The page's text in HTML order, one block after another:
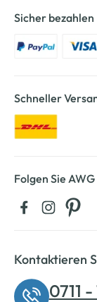
Sicher bezahlen
Schneller
Folgen Sie
Kontaktieren
0711